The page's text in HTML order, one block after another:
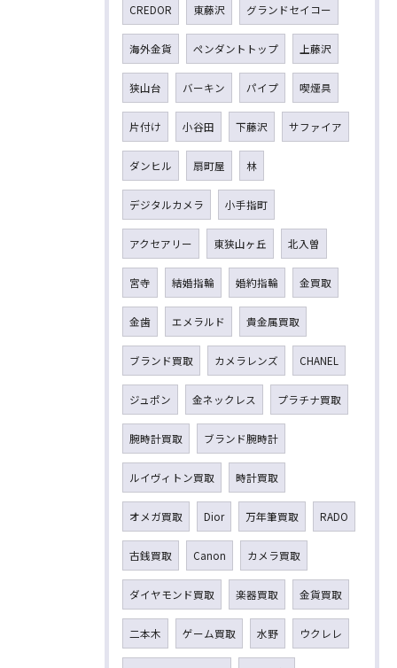
CREDOR 東藤沢 グランドセイコー
海外金貨 ペンダントトップ 上藤沢
狭山台 バーキン パイプ 喫煙具
片付け 小谷田 下藤沢 サファイア
ダンヒル 扇町屋 林
デジタルカメラ 小手指町
アクセアリー 東狭山ヶ丘 北入曽
宮寺 結婚指輪 婚約指輪 金買取
金歯 エメラルド 貴金属買取
ブランド買取 カメラレンズ CHANEL
ジュポン 金ネックレス プラチナ買取
腕時計買取 ブランド腕時計
ルイヴィトン買取 時計買取
オメガ買取 Dior 万年筆買取 RADO
古銭買取 Canon カメラ買取
ダイヤモンド買取 楽器買取 金貨買取
二本木 ゲーム買取 水野 ウクレレ